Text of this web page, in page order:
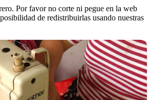
Por favor no corte ni pegue en la web
de redistribuirlas usando nuestras